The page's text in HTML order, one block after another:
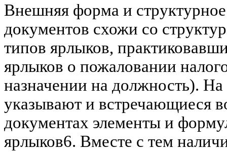
Внешняя форма и
документов схожи со
типов ярлыков,
ярлыков о пожаловании
назначении на должность). На
указывают и встречающиеся
документах элементы и
ярлыков6. Вместе с тем